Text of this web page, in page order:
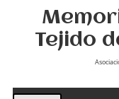
Tejido